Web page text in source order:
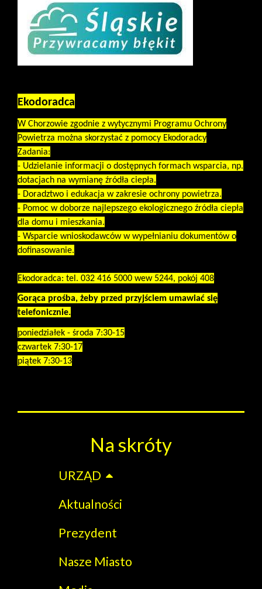
Ekodoradca
W Chorzowie zgodnie z wytycznymi Programu Ochrony
Powietrza można skorzystać z pomocy Ekodoradcy
Zadania:
- Udzielanie informacji o dostępnych formach wsparcia, np.
dotacjach na wymianę źródła ciepła.
- Doradztwo i edukacja w zakresie ochrony powietrza.
- Pomoc w doborze najlepszego ekologicznego źródła ciepła
dla domu i mieszkania.
- Wsparcie wnioskodawców w wypełnianiu dokumentów o
dofinasowanie.
Ekodoradca: tel. 032 416 5000 wew 5244, pokój 408
Gorąca prośba, żeby przed przyjściem umawiać się
telefonicznie.
poniedziałek - środa 7:30-15
czwartek 7:30-17
piątek 7:30-13
Na skróty
URZĄD
Aktualności
Prezydent
Nasze Miasto